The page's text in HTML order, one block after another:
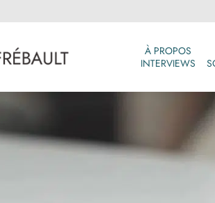
À PROPOS
INTERVIEWS